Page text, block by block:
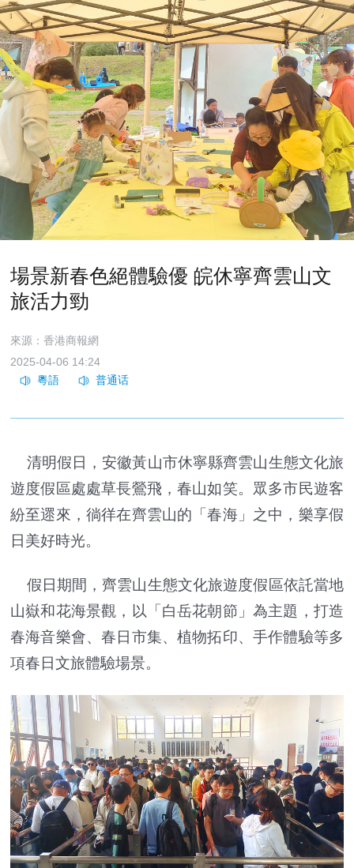
場景新春色絕體驗優 皖休寧齊雲山文
旅活力勁
來源：香港商報網
2025-04-06 14:24
清明假日，安徽黃山市休寧縣齊雲山生態文化旅
遊度假區處處草長鶯飛，春山如笑。眾多市民遊客
紛至遝來，徜徉在齊雲山的「春海」之中，樂享假
日美好時光。
假日期間，齊雲山生態文化旅遊度假區依託當地
山嶽和花海景觀，以「白岳花朝節」為主題，打造
春海音樂會、春日市集、植物拓印、手作體驗等多
項春日文旅體驗場景。